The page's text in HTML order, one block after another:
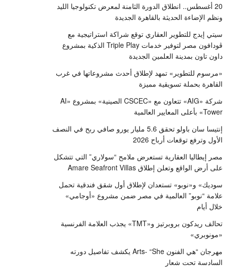
20 أغسطس.. انطلاق الدورة الثامنة لمعرض تكنولوجيا الليد
ونظم الإضاءة الحديثة بالقاهرة الجديدة
سيتي إيدج للتطوير العقاري توقع شراكة استراتيجية مع
ڤودافون مصر لتوفير خدمات Triple Play الذكية بمشروع
داون تاون بمدينة العلمين الجديدة
«مرسوم للتطوير» تمهد لإطلاق أحدث مشروعاتها في غرب
القاهرة بحملة تسويقية مميزة
شركة «AIG» تتعاون مع «CSCEC الصينية» بمشروع «AI
Tower» بأعلى المعايير العالمية
إنتيسا سان باولو تحقق 5.6 مليار يورو صافي ربح في النصف
الأول وترفع توقعات أرباح 2026
مصر إيطاليا العقارية تستعرض ملامح “سولاري” التي تتشكل
على أرض الواقع وتعلن إطلاق Amare Seafront Villas
سوديك» و«نوبو» تستعدان لإطلاق أول شقق فندقية تحمل
علامة “نوبو” العالمية في مصر ضمن مشروع «أوجامي»
خلال أيام
تحالف ريدكون بروبرتيز و«TMT» يجذب العلامة الفرنسية
«مونوبري»
مهرجان “هي الفنون Arts- “She يكشف تفاصيل دورته
السادسة تحت شعار